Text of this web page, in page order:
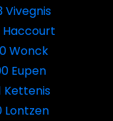
Vivegnis
Wonck
Eupen
Kettenis
Lontzen